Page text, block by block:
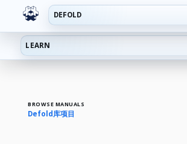
DEFOLD
LEARN
BROWSE MANUALS
Defold库项目